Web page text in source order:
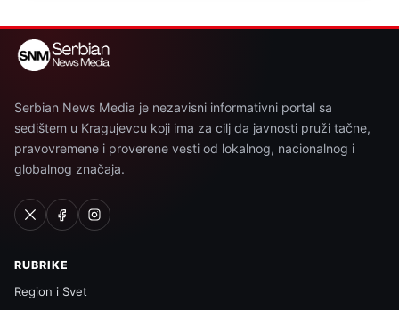
Serbian News Media je nezavisni informativni portal sa
sedištem u Kragujevcu koji ima za cilj da javnosti pruži tačne,
pravovremene i proverene vesti od lokalnog, nacionalnog i
globalnog značaja.
RUBRIKE
Region i Svet